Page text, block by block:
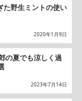
た野生ミントの使い
2020年1月9日
の夏でも涼しく過
2023年7月14日